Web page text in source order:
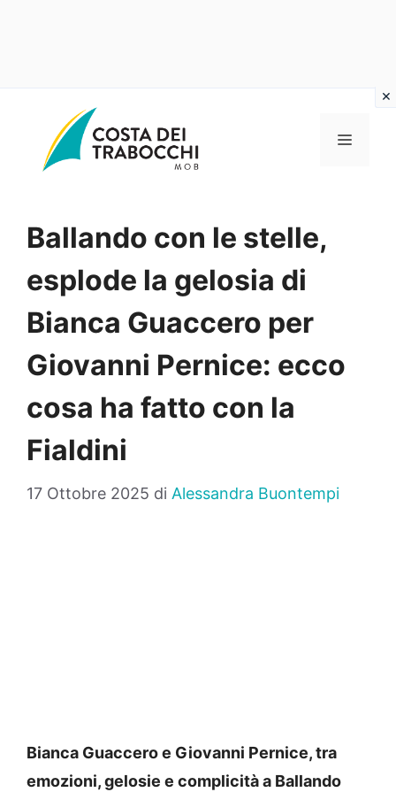
contenuto
MENU
Ballando con le stelle,
esplode la gelosia di
Bianca Guaccero per
Giovanni Pernice: ecco
cosa ha fatto con la
Fialdini
17 Ottobre 2025 di Alessandra Buontempi
Bianca Guaccero e Giovanni Pernice, tra
emozioni, gelosie e complicità a Ballando